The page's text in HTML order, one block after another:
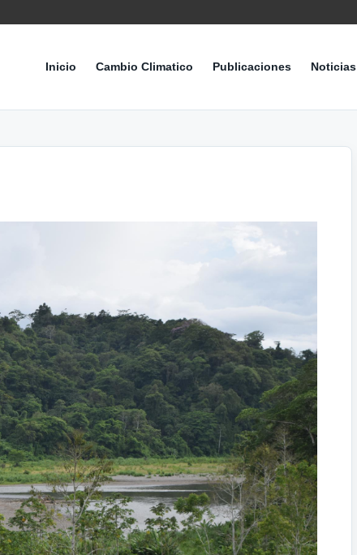
Inicio Cambio Climatico Publicaciones Noticias